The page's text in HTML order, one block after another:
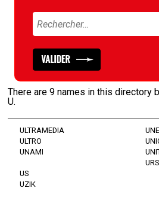
There are 9 names in this directory
U.
ULTRAMEDIA
ULTRO
UNAMI
US
UZIK